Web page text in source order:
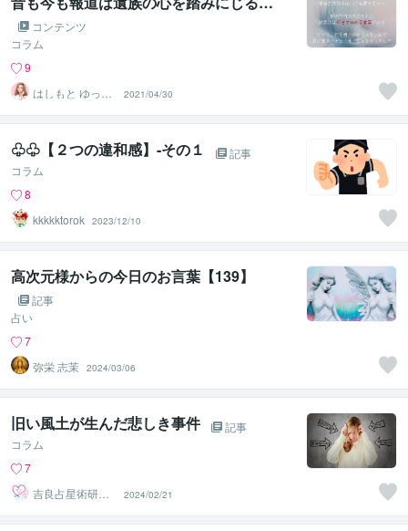
コンテンツ
コラム
9
はしもと ゆっこ
♡救急こころの
相談室
2021/04/30
♧♧【２つの違和感】-その１
記事
コラム
8
kkkkktorok 2023/12/10
高次元様からの今日のお言葉【139】
記事
占い
7
弥栄 志茉 2024/03/06
旧い風土が生んだ悲しき事件
記事
コラム
7
吉良占星術研究
所
2024/02/21